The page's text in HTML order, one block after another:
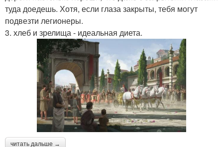
туда доедешь. Хотя, если глаза закрыты, тебя могут
подвезти легионеры.
3. хлеб и зрелища - идеальная диета.
читать дальше →